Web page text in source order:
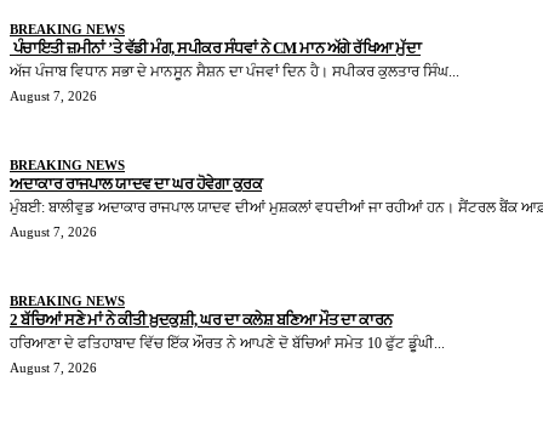
BREAKING NEWS
ਪੰਚਾਇਤੀ ਜ਼ਮੀਨਾਂ ’ਤੇ ਵੱਡੀ ਮੰਗ, ਸਪੀਕਰ ਸੰਧਵਾਂ ਨੇ CM ਮਾਨ ਅੱਗੇ ਰੱਖਿਆ ਮੁੱਦਾ
ਅੱਜ ਪੰਜਾਬ ਵਿਧਾਨ ਸਭਾ ਦੇ ਮਾਨਸੂਨ ਸੈਸ਼ਨ ਦਾ ਪੰਜਵਾਂ ਦਿਨ ਹੈ। ਸਪੀਕਰ ਕੁਲਤਾਰ ਸਿੰਘ...
August 7, 2026
BREAKING NEWS
ਅਦਾਕਾਰ ਰਾਜਪਾਲ ਯਾਦਵ ਦਾ ਘਰ ਹੋਵੇਗਾ ਕੁਰਕ
ਮੁੰਬਈ: ਬਾਲੀਵੁਡ ਅਦਾਕਾਰ ਰਾਜਪਾਲ ਯਾਦਵ ਦੀਆਂ ਮੁਸ਼ਕਲਾਂ ਵਧਦੀਆਂ ਜਾ ਰਹੀਆਂ ਹਨ। ਸੈਂਟਰਲ ਬੈਂਕ
August 7, 2026
BREAKING NEWS
2 ਬੱਚਿਆਂ ਸਣੇ ਮਾਂ ਨੇ ਕੀਤੀ ਖ਼ੁਦਕੁਸ਼ੀ, ਘਰ ਦਾ ਕਲੇਸ਼ ਬਣਿਆ ਮੌਤ ਦਾ ਕਾਰਨ
ਹਰਿਆਣਾ ਦੇ ਫਤਿਹਾਬਾਦ ਵਿੱਚ ਇੱਕ ਔਰਤ ਨੇ ਆਪਣੇ ਦੋ ਬੱਚਿਆਂ ਸਮੇਤ 10 ਫੁੱਟ ਡੂੰਘੀ...
August 7, 2026